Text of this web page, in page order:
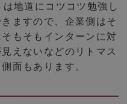
地道にコツコツ勉強し
ますので、企業側はそ
もそもインターンに対
えないなどのリトマス
面もあります。